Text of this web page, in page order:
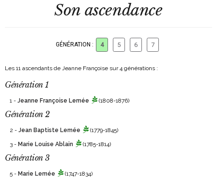
Son ascendance
GÉNÉRATION : 4 5 6 7
Les 11 ascendants de Jeanne Françoise sur 4 générations :
Génération 1
1 - Jeanne Françoise Lemée (1808-1876)
Génération 2
2 - Jean Baptiste Lemée (1779-1845)
3 - Marie Louise Ablain (1785-1814)
Génération 3
5 - Marie Lemée (1747-1834)